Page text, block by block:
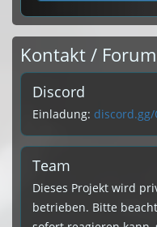
Kontakt /
Discord
Einladung: discord.gg/
Team
Dieses Projekt wird
betrieben. Bitte